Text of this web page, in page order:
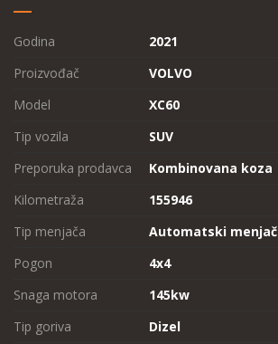
Godina
2021
Proizvođač
VOLVO
Model
XC60
Tip vozila
SUV
Preporuka prodavca
Kombinovana koza
Kilometraža
155946
Tip menjača
Automatski menjač
Pogon
4x4
Snaga motora
145kw
Tip goriva
Dizel